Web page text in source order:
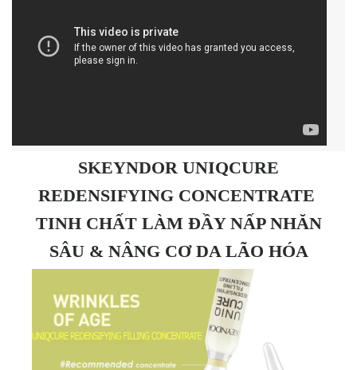
SKEYNDOR UNIQCURE
REDENSIFYING CONCENTRATE
TINH CHẤT LÀM ĐẦY NẤP NHĂN
SÂU & NÂNG CƠ DA LÃO HÓA